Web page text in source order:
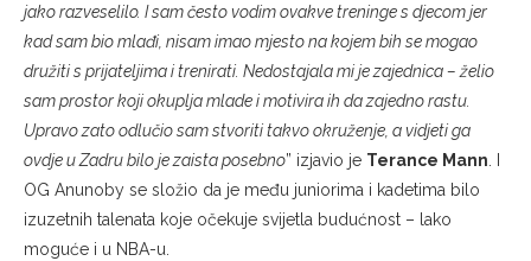
jako razveselilo. I sam često vodim ovakve treninge s djecom jer
kad sam bio mlađi, nisam imao mjesto na kojem bih se mogao
družiti s prijateljima i trenirati. Nedostajala mi je zajednica – želio
sam prostor koji okuplja mlade i motivira ih da zajedno rastu.
Upravo zato odlučio sam stvoriti takvo okruženje, a vidjeti ga
ovdje u Zadru bilo je zaista posebno” izjavio je Terance Mann
OG Anunoby se složio da je među juniorima i kadetima bilo
izuzetnih talenata koje očekuje svijetla budućnost – lako
moguće i u NBA-u.